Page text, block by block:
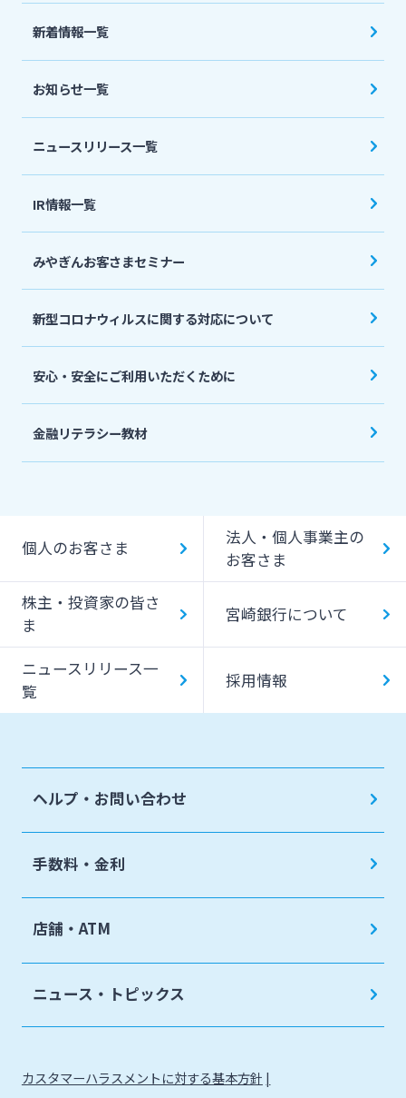
法人・個人事業主のお客さま
宮崎銀行について
ニュースリリース一覧
採用情報
お問い合わせ先一覧
新着情報一覧
お知らせ一覧
ニュースリリース一覧
IR情報一覧
みやぎんお客さまセミナー
新型コロナウィルスに関する対応について
安心・安全にご利用いただくために
金融リテラシー教材
個人のお客さま
法人・個人事業主の
お客さま
株主・投資家の皆さ
ま
宮崎銀行について
ニュースリリース一
覧
採用情報
ヘルプ・お問い合わせ
手数料・金利
店舗・ATM
ニュース・トピックス
カスタマーハラスメントに対する基本方針